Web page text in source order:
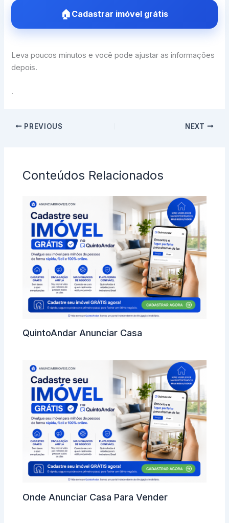
Cadastrar imóvel grátis
Leva poucos minutos e você pode ajustar as informações
depois.
.
PREVIOUS NEXT
Conteúdos Relacionados
QuintoAndar Anunciar Casa
Onde Anunciar Casa Para Vender